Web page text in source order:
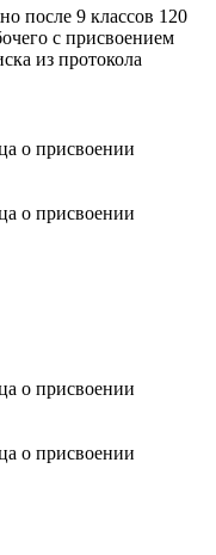
после 9 классов 120
с присвоением
из протокола
о присвоении
о присвоении
о присвоении
о присвоении